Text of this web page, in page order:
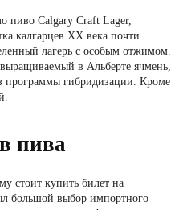
пиво Calgary Craft Lager,
калгарцев ХХ века почти
лагерь с особым отжимом.
в Альберте ячмень,
программы гибридизации. Кроме
пива
стоит купить билет на
большой выбор импортного